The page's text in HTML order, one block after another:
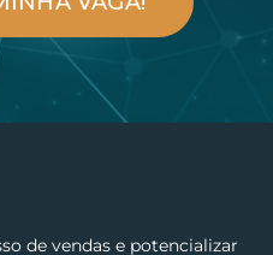
de vendas e potencializar